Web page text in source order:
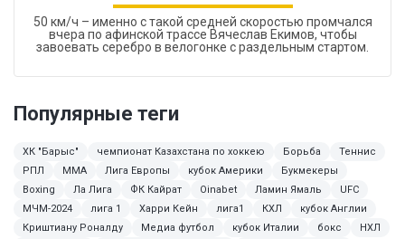
50 км/ч – именно с такой средней скоростью промчался
вчера по афинской трассе Вячеслав Екимов, чтобы
завоевать серебро в велогонке с раздельным стартом.
Популярные теги
ХК "Барыс" чемпионат Казахстана по хоккею Борьба
Теннис
РПЛ
MMA Лига Европы кубок Америки
Букмекеры
Boxing
Ла Лига ФК Кайрат Oinabet Ламин Ямаль
UFC
МЧМ-2024
лига 1 Харри Кейн лига1 КХЛ
кубок Англии
Криштиану Роналду
Медиа футбол кубок Италии бокс
НХЛ